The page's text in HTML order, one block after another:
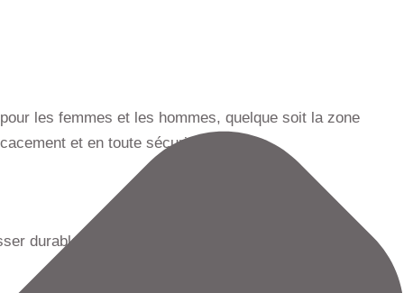
les femmes et les hommes, quelque soit la zone
et en toute sécurité.
durablement des poils indésirables au niveau du